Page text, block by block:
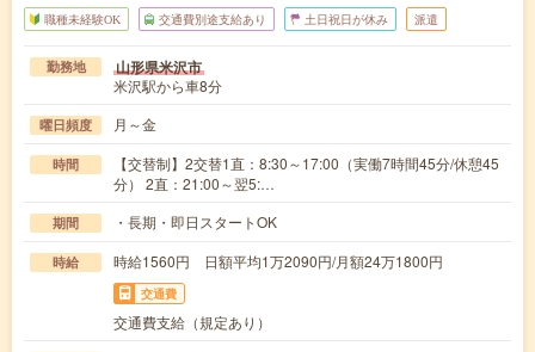
職種未経験OK 交通費別途支給あり 土日祝日が休み 派遣
勤務地 山形県米沢市
米沢駅から車8分
曜日頻度 月～金
時間
【交替制】2交替1直：8:30～17:00（実働7時間45分/休憩45
分） 2直：21:00～翌5:…
期間 ・長期・即日スタートOK
時給 時給1560円 日額平均1万2090円/月額24万1800円
交通費
交通費支給（規定あり）